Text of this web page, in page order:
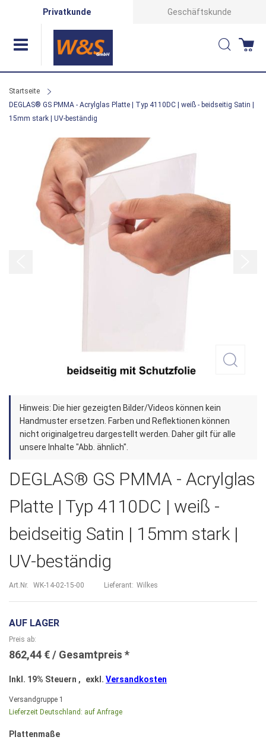
Privatkunde Geschäftskunde
Suche
Startseite
DEGLAS® GS PMMA - Acrylglas Platte | Typ 4110DC | weiß - beidseitig Satin |
15mm stark | UV-beständig
Bildergalerie
springen
Zum
Anfang
der
Bildergalerie
Hinweis: Die hier gezeigten Bilder/Videos können kein
Handmuster ersetzen. Farben und Reflektionen können
nicht originalgetreu dargestellt werden. Daher gilt für alle
unsere Inhalte "Abb. ähnlich".
DEGLAS® GS PMMA - Acrylglas
Platte | Typ 4110DC | weiß -
beidseitig Satin | 15mm stark |
UV-beständig
Art.Nr. WK-14-02-15-00 Lieferant: Wilkes
AUF LAGER
Preis ab
862,44 €
Inkl. 19% Steuern , exkl. Versandkosten
Versandgruppe 1
Lieferzeit Deutschland: auf Anfrage
Plattenmaße